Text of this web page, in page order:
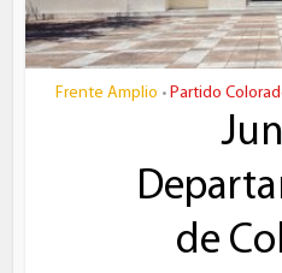
Frente Amplio • Partido
de